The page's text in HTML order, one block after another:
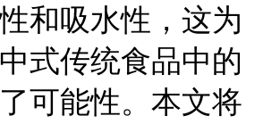
和吸水性，这为
式传统食品中的
可能性。本文将